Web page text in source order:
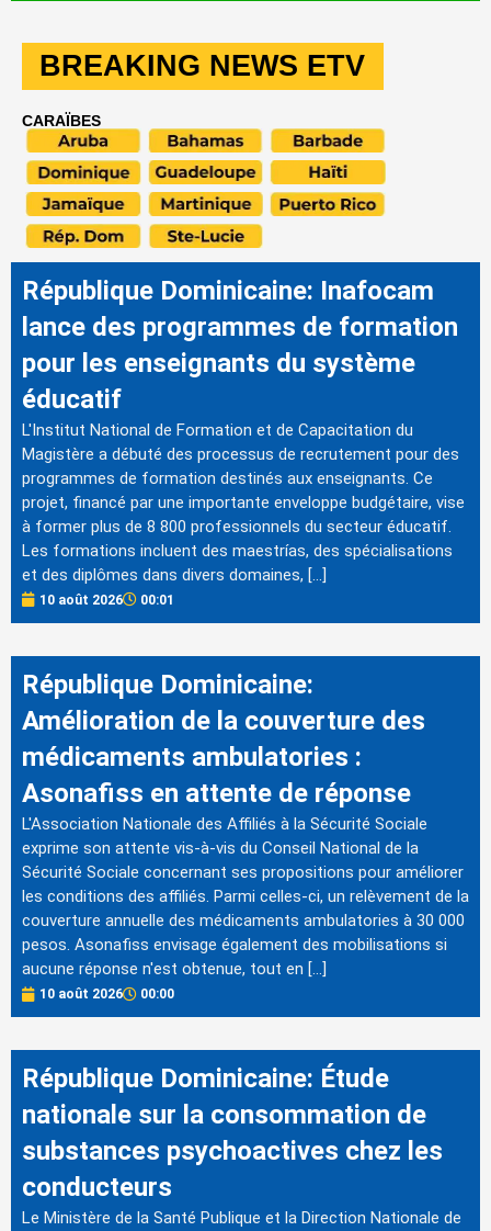
BREAKING NEWS ETV
CARAÏBES
République Dominicaine: Inafocam
lance des programmes de formation
pour les enseignants du système
éducatif
L'Institut National de Formation et de Capacitation du
Magistère a débuté des processus de recrutement pour des
programmes de formation destinés aux enseignants. Ce
projet, financé par une importante enveloppe budgétaire, vise
à former plus de 8 800 professionnels du secteur éducatif.
Les formations incluent des maestrías, des spécialisations
et des diplômes dans divers domaines, […]
10 août 2026 00:01
République Dominicaine:
Amélioration de la couverture des
médicaments ambulatories :
Asonafiss en attente de réponse
L'Association Nationale des Affiliés à la Sécurité Sociale
exprime son attente vis-à-vis du Conseil National de la
Sécurité Sociale concernant ses propositions pour améliorer
les conditions des affiliés. Parmi celles-ci, un relèvement de la
couverture annuelle des médicaments ambulatories à 30 000
pesos. Asonafiss envisage également des mobilisations si
aucune réponse n'est obtenue, tout en […]
10 août 2026 00:00
République Dominicaine: Étude
nationale sur la consommation de
substances psychoactives chez les
conducteurs
Le Ministère de la Santé Publique et la Direction Nationale de